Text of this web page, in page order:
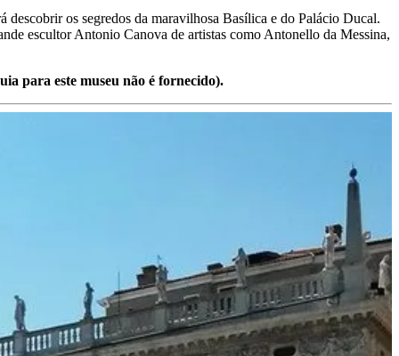
os segredos da maravilhosa Basílica e do Palácio Ducal.
escultor Antonio Canova de artistas como Antonello da Messina,
para este museu não é fornecido).